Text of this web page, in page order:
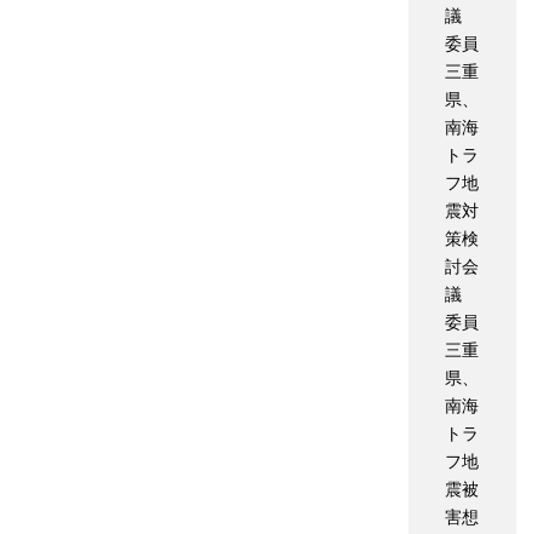
議
委員
三重
県、
南海
トラ
フ地
震対
策検
討会
議
委員
三重
県、
南海
トラ
フ地
震被
害想